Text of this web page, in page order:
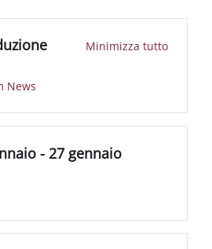
Minimizza tutto
News
- 27 gennaio